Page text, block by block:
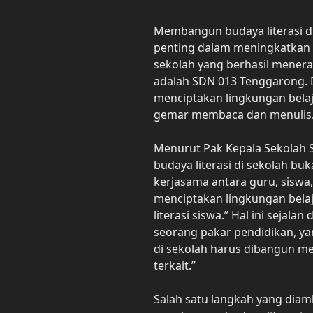
Membangun budaya literasi
penting dalam
sekolah yang berhasil
adalah SDN 013
menciptakan lingkungan
gemar membaca dan menulis.
Menurut Pak Kepala Sekolah
budaya literasi di sekolah
kerjasama antara guru,
menciptakan lingkungan
literasi siswa.” Hal ini sejalan
seorang pakar pendidikan,
di sekolah harus dibangun
terkait.”
Salah satu langkah yang